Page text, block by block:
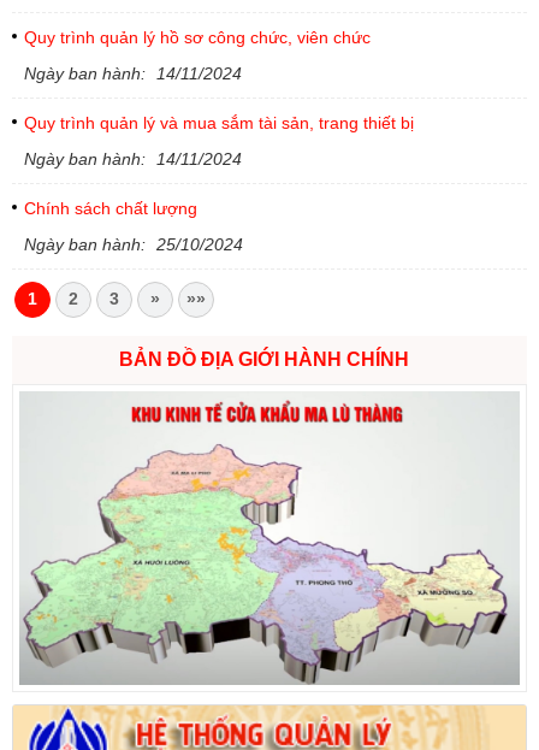
Quy trình quản lý hồ sơ công chức, viên chức
Ngày ban hành:
14/11/2024
Quy trình quản lý và mua sắm tài sản, trang thiết bị
Ngày ban hành:
14/11/2024
Chính sách chất lượng
Ngày ban hành: 25/10/2024
1 2 3 » »»
BẢN ĐỒ ĐỊA GIỚI HÀNH CHÍNH